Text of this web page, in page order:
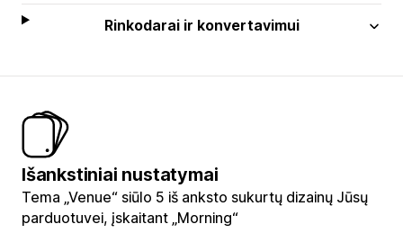
Rinkodarai ir konvertavimui
Išankstiniai nustatymai
Tema „Venue“ siūlo 5 iš anksto sukurtų dizainų Jūsų
parduotuvei, įskaitant „Morning“